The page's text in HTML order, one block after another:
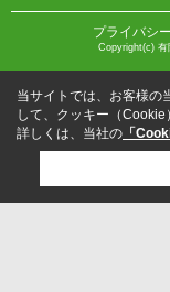
プライバシ
Copyright(c)
当サイトでは、お客様の
して、クッキー（Cookie
詳しくは、当社の 「